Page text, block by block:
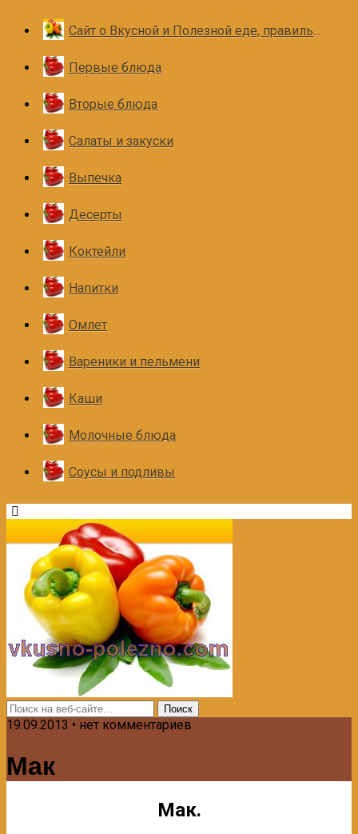
Сайт о Вкусной и Полезной еде, правильном и здоровом питании
Первые блюда
Вторые блюда
Салаты и закуски
Выпечка
Десерты
Коктейли
Напитки
Омлет
Вареники и пельмени
Каши
Молочные блюда
Соусы и подливы
19.09.2013 • нет комментариев
Мак
Maк.